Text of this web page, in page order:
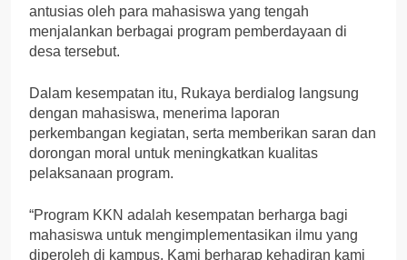
antusias oleh para mahasiswa yang tengah
menjalankan berbagai program pemberdayaan di
desa tersebut.
Dalam kesempatan itu, Rukaya berdialog langsung
dengan mahasiswa, menerima laporan
perkembangan kegiatan, serta memberikan saran dan
dorongan moral untuk meningkatkan kualitas
pelaksanaan program.
“Program KKN adalah kesempatan berharga bagi
mahasiswa untuk mengimplementasikan ilmu yang
diperoleh di kampus. Kami berharap kehadiran kami